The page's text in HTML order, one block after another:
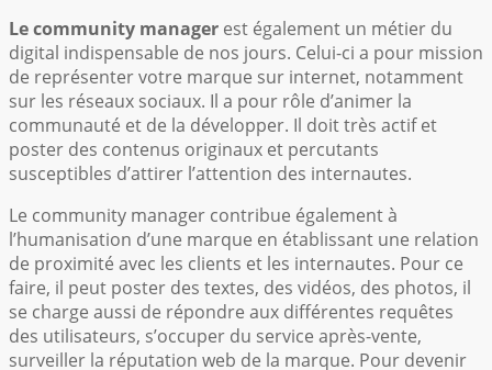
Le community manager est également un métier du
digital indispensable de nos jours. Celui-ci a pour mission
de représenter votre marque sur internet, notamment
sur les réseaux sociaux. Il a pour rôle d’animer la
communauté et de la développer. Il doit très actif et
poster des contenus originaux et percutants
susceptibles d’attirer l’attention des internautes.
Le community manager contribue également à
l’humanisation d’une marque en établissant une relation
de proximité avec les clients et les internautes. Pour ce
faire, il peut poster des textes, des vidéos, des photos, il
se charge aussi de répondre aux différentes requêtes
des utilisateurs, s’occuper du service après-vente,
surveiller la réputation web de la marque. Pour devenir